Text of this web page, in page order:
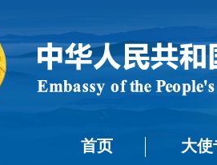
首页 大使